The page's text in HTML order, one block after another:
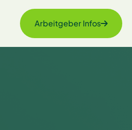
Arbeitgeber Infos